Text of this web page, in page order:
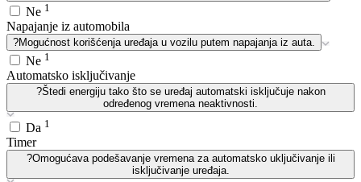
Ne 1
Napajanje iz automobila
?Mogućnost korišćenja uređaja u vozilu putem napajanja iz auta.
Ne 1
Automatsko isključivanje
?Štedi energiju tako što se uređaj automatski isključuje nakon
određenog vremena neaktivnosti.
Da 1
Timer
?Omogućava podešavanje vremena za automatsko uključivanje ili
isključivanje uređaja.